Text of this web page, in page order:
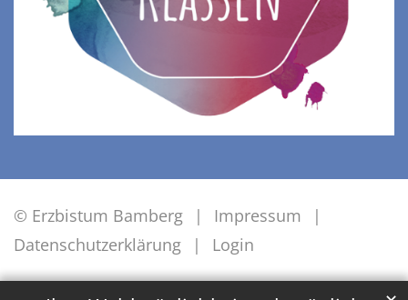
© Erzbistum Bamberg
Impressum
Datenschutzerklärung
Login